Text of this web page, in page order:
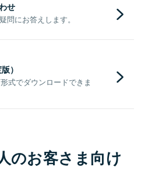
せ
問にお答えします。
）
式でダウンロードできま
のお客さま向け